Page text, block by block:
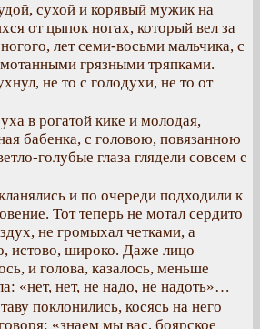
сухой и корявый мужик на
от цыпок ногах, который вел за
лет семи-восьми мальчика, с
грязными тряпками.
не то с голодухи, не то от
в рогатой кике и молодая,
бабенка, с головою, повязанною
голубые глаза глядели совсем с
и по очереди подходили к
Тот теперь не мотал сердито
не громыхал четками, а
истово, широко. Даже лицо
и голова, казалось, меньше
«нет, нет, не надо, не надоть»…
поклонились, косясь на него
«знаем мы вас, боярское